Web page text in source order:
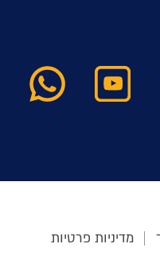
מדיניות פרטיות